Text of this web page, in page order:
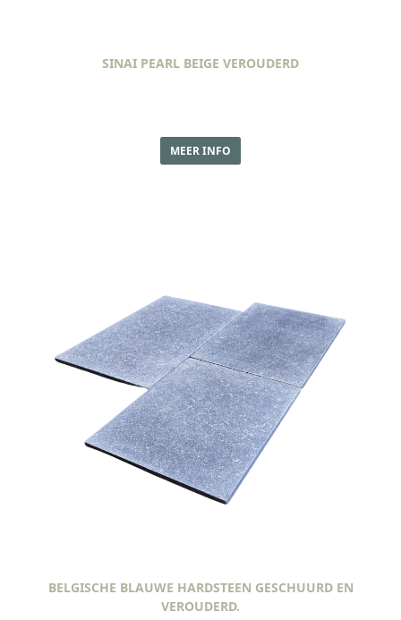
SINAI PEARL BEIGE VEROUDERD
MEER INFO
BELGISCHE BLAUWE HARDSTEEN GESCHUURD EN
VEROUDERD.